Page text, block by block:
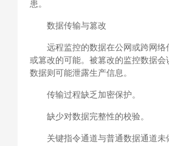
患。
数据传输与篡改
远程监控的数据在公网或跨网
或篡改的可能。被篡改的监控数据会
数据则可能泄露生产信息。
传输过程缺乏加密保护。
缺少对数据完整性的校验。
关键指令通道与普通数据通道未